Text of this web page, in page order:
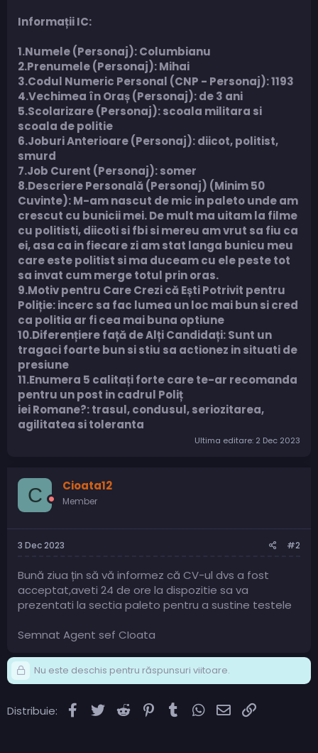
Informații IC:
1.Numele (Personaj): Columbianu
2.Prenumele (Personaj): Mihai
3.Codul Numeric Personal (CNP - Personaj): 1193
4.Vechimea în Oraș (Personaj): de 3 ani
5.Scolarizare (Personaj): scoala militara si
scoala de politie
6.Joburi Anterioare (Personaj): diicot, politist,
smurd
7.Job Curent (Personaj): somer
8.Descriere Personală (Personaj) (Minim 50
Cuvinte): M-am nascut de mic in paleto unde am
crescut cu bunicii mei. De mult ma uitam la filme
cu politisti, diicoti si fbi si mereu am vrut sa fiu ca
ei, asa ca in fiecare zi am stat langa bunicu meu
care este politist si ma duceam cu ele peste tot
sa invat cum merge totul prin oras.
9.Motiv pentru Care Crezi că Ești Potrivit pentru
Poliție: incerc sa fac lumea un loc mai bun si cred
ca politia ar fi cea mai buna optiune
10.Diferențiere față de Alți Candidați: Sunt un
tragaci foarte bun si stiu sa actionez in situati de
presiune
11.Enumera 5 calitați forte care te-ar recomanda
pentru un post in cadrul Poliț
iei Romane?: trasul, condusul, seriozitarea,
agilitatea si toleranta
Ultima editare: 2 Dec 2023
C Cioata12
Member
3 Dec 2023 #2
Bună ziua țin să vă informez că CV-ul dvs a fost
acceptat,aveti 24 de ore la dispozitie sa va
prezentati la sectia paleto pentru a sustine testele
Semnat Agent sef CIoata
Nu este deschis pentru răspunsuri viitoare.
Distribuie: Facebook
TwitterReddit PinterestTumblrWhatsApp
Email